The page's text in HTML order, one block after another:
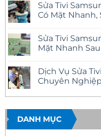
Phường
Bình
Trị
Tín
–
Có
Tại
Nhà
bình
luận
ở
Samsung
Tại
Nhà
Uy
Tín
–
Mặt
Báo
Giá
Minh
Bạch
Sửa Tivi
Có Mặt
bình
luận
ở
Samsung
Tại
Nhà
11
Tín
–
Có
Mặt
Sửa Tivi
Mặt Nhanh
bình
luận
ở
Tivi
Tại
Nhà
Quận
10
Dịch Vụ Sửa
Chuyên Nghiệp
có
luận
ở
Dịch
Vụ
DANH MỤC